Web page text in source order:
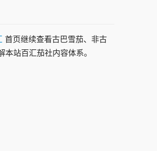
首页继续查看古巴雪茄、非古
站百汇茄社内容体系。